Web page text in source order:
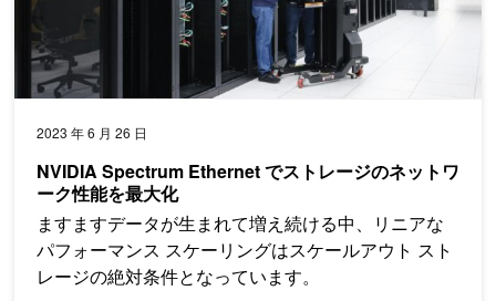
2023 年 6 月 26 日
NVIDIA Spectrum Ethernet でストレージのネットワ
ーク性能を最大化
ますますデータが生まれて増え続ける中、リニアな
パフォーマンス スケーリングはスケールアウト スト
レージの絶対条件となっています。